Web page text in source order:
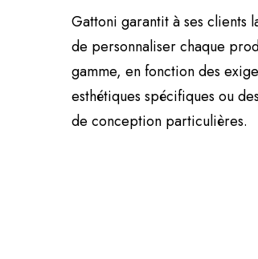
Gattoni garantit à ses clients
de personnaliser chaque
gamme, en fonction des
esthétiques spécifiques ou
de conception particulières.